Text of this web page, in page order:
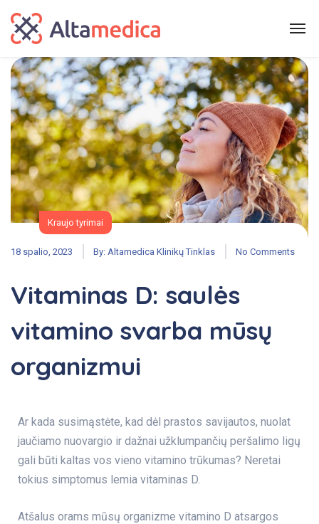
Kraujo tyrimai
18 spalio, 2023 By: Altamedica Klinikų Tinklas No Comments
Vitaminas D: saulės
vitamino svarba mūsų
organizmui
Ar kada susimąstėte, kad dėl prastos savijautos, nuolat
jaučiamo nuovargio ir dažnai užklumpančių peršalimo ligų
gali būti kaltas vos vieno vitamino trūkumas? Neretai
tokius simptomus lemia vitaminas D.
Atšalus orams mūsų organizme vitamino D atsargos